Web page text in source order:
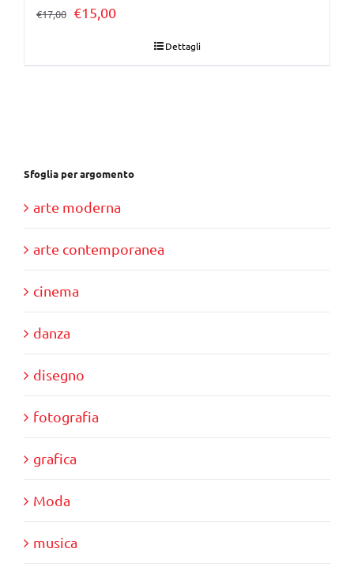
€17,00 Il
€15,00Il
Dettagli
Sfoglia per argomento
arte moderna
arte contemporanea
cinema
danza
disegno
fotografia
grafica
Moda
musica